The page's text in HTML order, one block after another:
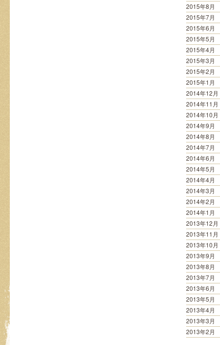
2015年8月
2015年7月
2015年6月
2015年5月
2015年4月
2015年3月
2015年2月
2015年1月
2014年12月
2014年11月
2014年10月
2014年9月
2014年8月
2014年7月
2014年6月
2014年5月
2014年4月
2014年3月
2014年2月
2014年1月
2013年12月
2013年11月
2013年10月
2013年9月
2013年8月
2013年7月
2013年6月
2013年5月
2013年4月
2013年3月
2013年2月